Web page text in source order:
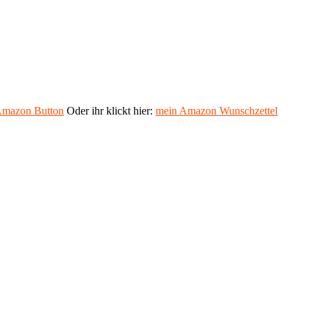
Button Oder ihr klickt hier: mein Amazon Wunschzettel